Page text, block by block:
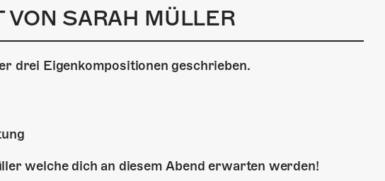
SARAH MÜLLER
drei Eigenkompositionen geschrieben.
welche dich an diesem Abend erwarten werden!